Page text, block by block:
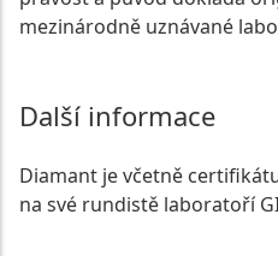
mezinárodně uznávané
Další informace
Diamant je včetně
na své rundistě laboratoří